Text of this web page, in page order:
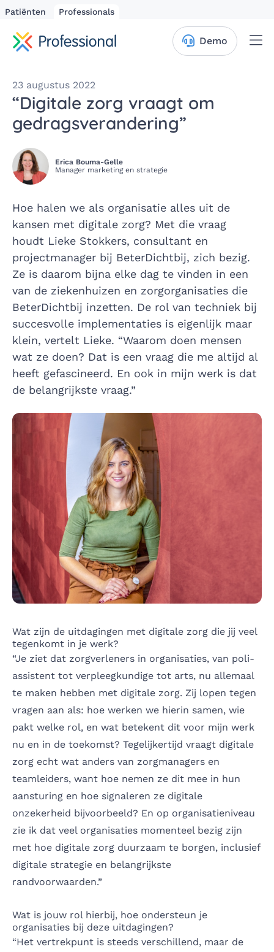
Patiënten Professionals
Demo
23 augustus 2022
“Digitale zorg vraagt om
gedragsverandering”
Erica Bouma-Gelle
Manager marketing en strategie
Hoe halen we als organisatie alles uit de
kansen met digitale zorg? Met die vraag
houdt Lieke Stokkers, consultant en
projectmanager bij BeterDichtbij, zich bezig.
Ze is daarom bijna elke dag te vinden in een
van de ziekenhuizen en zorgorganisaties die
BeterDichtbij inzetten. De rol van techniek bij
succesvolle implementaties is eigenlijk maar
klein, vertelt Lieke. “Waarom doen mensen
wat ze doen? Dat is een vraag die me altijd al
heeft gefascineerd. En ook in mijn werk is dat
de belangrijkste vraag.”
Wat zijn de uitdagingen met digitale zorg die jij veel
tegenkomt in je werk?
“Je ziet dat zorgverleners in organisaties, van poli-
assistent tot verpleegkundige tot arts, nu allemaal
te maken hebben met digitale zorg. Zij lopen tegen
vragen aan als: hoe werken we hierin samen, wie
pakt welke rol, en wat betekent dit voor mijn werk
nu en in de toekomst? Tegelijkertijd vraagt digitale
zorg echt wat anders van zorgmanagers en
teamleiders, want hoe nemen ze dit mee in hun
aansturing en hoe signaleren ze digitale
onzekerheid bijvoorbeeld? En op organisatieniveau
zie ik dat veel organisaties momenteel bezig zijn
met hoe digitale zorg duurzaam te borgen, inclusief
digitale strategie en belangrijkste
randvoorwaarden.”
Wat is jouw rol hierbij, hoe ondersteun je
organisaties bij deze uitdagingen?
“Het vertrekpunt is steeds verschillend, maar de